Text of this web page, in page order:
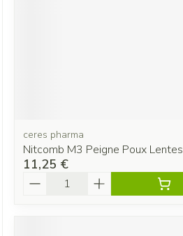
ceres pharma
Nitcomb M3 Peigne Poux Lentes
11,25 €
Quantité